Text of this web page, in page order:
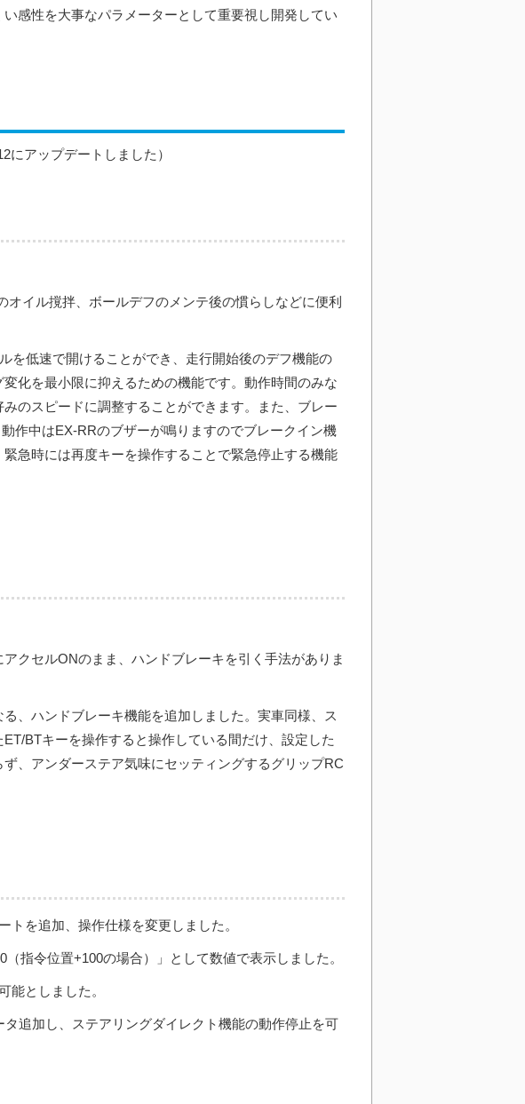
感性を大事なパラメーターとして重要視し開発してい
にアップデートしました）
イル撹拌、ボールデフのメンテ後の慣らしなどに便利
を低速で開けることができ、走行開始後のデフ機能の
化を最小限に抑えるための機能です。動作時間のみな
のスピードに調整することができます。また、ブレー
作中はEX-RRのブザーが鳴りますのでブレークイン機
急時には再度キーを操作することで緊急停止する機能
クセルONのまま、ハンドブレーキを引く手法がありま
、ハンドブレーキ機能を追加しました。実車同様、ス
BTキーを操作すると操作している間だけ、設定した
、アンダーステア気味にセッティングするグリップRC
トを追加、操作仕様を変更しました。
指令位置+100の場合）」として数値で表示しました。
能としました。
追加し、ステアリングダイレクト機能の動作停止を可